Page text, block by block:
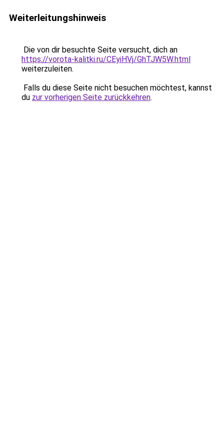
Weiterleitungshinweis
Die von dir besuchte Seite versucht, dich an
https://vorota-kalitki.ru/CEyiHVj/GhTJW5W.html
weiterzuleiten.
Falls du diese Seite nicht besuchen möchtest, kannst
du zur vorherigen Seite zurückkehren.